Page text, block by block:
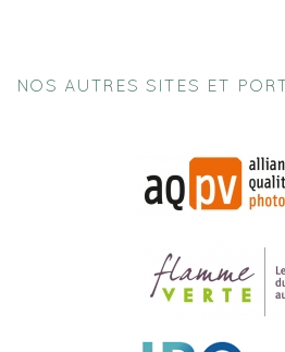
NOS AUTRES SITES ET